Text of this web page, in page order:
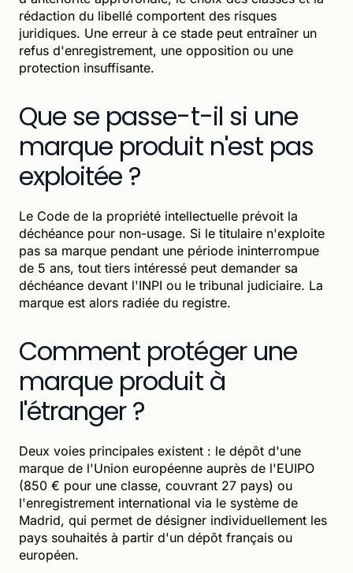
rédaction du libellé comportent des risques
juridiques. Une erreur à ce stade peut entraîner un
refus d'enregistrement, une opposition ou une
protection insuffisante.
Que se passe-t-il si une
marque produit n'est pas
exploitée ?
Le Code de la propriété intellectuelle prévoit la
déchéance pour non-usage. Si le titulaire n'exploite
pas sa marque pendant une période ininterrompue
de 5 ans, tout tiers intéressé peut demander sa
déchéance devant l'INPI ou le tribunal judiciaire. La
marque est alors radiée du registre.
Comment protéger une
marque produit à
l'étranger ?
Deux voies principales existent : le dépôt d'une
marque de l'Union européenne auprès de l'EUIPO
(850 € pour une classe, couvrant 27 pays) ou
l'enregistrement international via le système de
Madrid, qui permet de désigner individuellement les
pays souhaités à partir d'un dépôt français ou
européen.